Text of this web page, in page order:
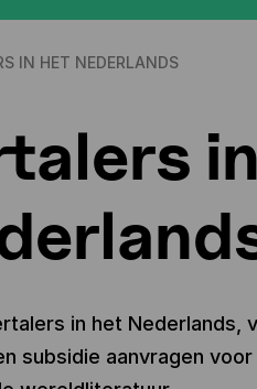
IN HET NEDERLANDS
in het Nederlands,
subsidie aanvragen